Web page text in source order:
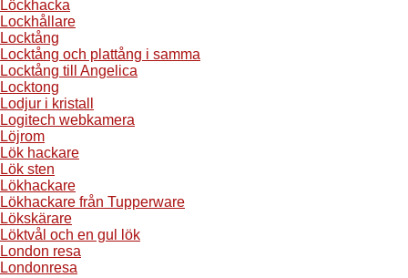
Löckhacka
Lockhållare
Locktång
Locktång och plattång i samma
Locktång till Angelica
Locktong
Lodjur i kristall
Logitech webkamera
Löjrom
Lök hackare
Lök sten
Lökhackare
Lökhackare från Tupperware
Lökskärare
Löktvål och en gul lök
London resa
Londonresa